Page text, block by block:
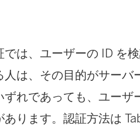
では、ユーザーの ID を
人は、その目的がサーバ
ずれであっても、ユーザ
あります。認証方法は